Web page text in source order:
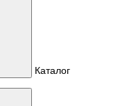
Каталог